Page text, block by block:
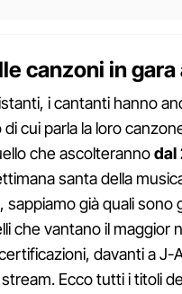
canzoni in gara
i cantanti hanno
cui parla la loro
che ascolterannodal
santa della
sappiamo già quali sono
che vantano il maggior
davanti a J-
Ecco tutti i titoli